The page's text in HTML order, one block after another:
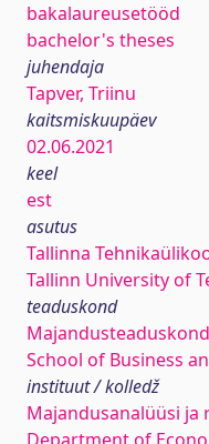
bakalaureusetööd
bachelor's theses
juhendaja
Tapver, Triinu
kaitsmiskuupäev
02.06.2021
keel
est
asutus
Tallinna
Tallinn University of
teaduskond
Majandusteaduskond
School of Business
instituut / kolledž
Majandusanalüüsi